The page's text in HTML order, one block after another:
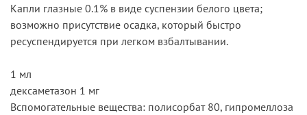
Капли глазные 0.1% в виде суспензии белого цвета;
возможно присутствие осадка, который быстро
ресуспендируется при легком взбалтывании.
1 мл
дексаметазон 1 мг
Вспомогательные вещества: полисорбат 80, гипромеллоза